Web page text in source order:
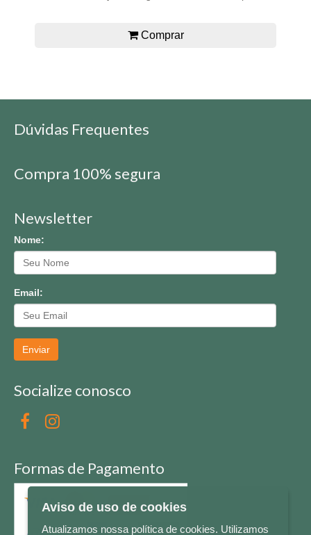
Comprar
Dúvidas Frequentes
Compra 100% segura
Newsletter
Nome:
Email:
Enviar
Socialize conosco
Formas de Pagamento
Aviso de uso de cookies
Atualizamos nossa política de cookies. Utilizamos